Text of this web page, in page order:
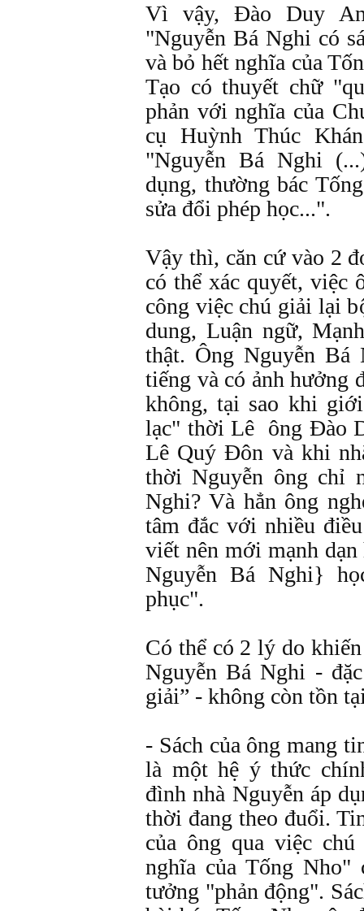
Vì vậy, Ðào Duy
"Nguyễn Bá Nghi có
và bỏ hết nghĩa của
Tạo có thuyết chữ
phản với nghĩa của
cụ Huỳnh Thúc
"Nguyễn Bá Nghi
dụng, thường bác
sửa đổi phép học...".
Vậy thì, căn cứ vào 2
có thể xác quyết, việc
công việc chú giải lại
dung, Luận ngữ,
thật. Ông Nguyễn
tiếng và có ảnh hưởng
không, tại sao khi
lạc" thời Lê ông Ðào
Lê Quý Ðôn và khi
thời Nguyễn ông chỉ
Nghi? Và hẳn ông
tâm đắc với nhiều
viết nên mới mạnh
Nguyễn Bá Nghi}
phục".
Có thể có 2 lý do
Nguyễn Bá Nghi -
giải” - không còn tồn
- Sách của ông mang
là một hệ ý thức
đình nhà Nguyễn áp
thời đang theo đuổi.
của ông qua việc
nghĩa của Tống
tưởng "phản động".